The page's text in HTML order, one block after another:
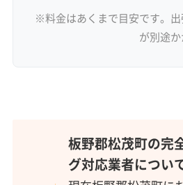
※料金はあくまで目安です。
が別途か
板野郡松茂町の完
グ対応業者につい